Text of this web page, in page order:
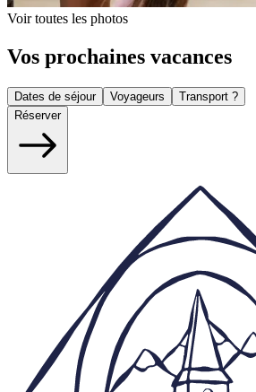
Voir toutes les photos
Vos prochaines vacances
Dates de séjour Voyageurs
Transport ?
Réserver